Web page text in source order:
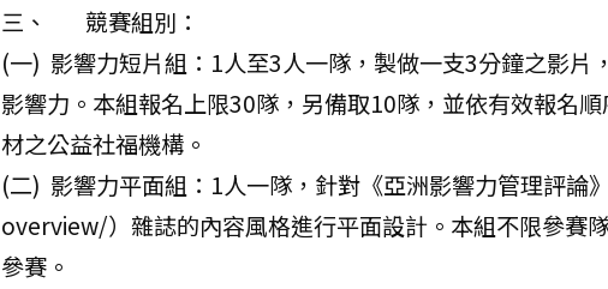
三、 競賽組別：
(一) 影響力短片組：1人至3人一隊，製做一支3分鐘之影片
影響力。本組報名上限30隊，另備取10隊，並依有效報名
材之公益社福機構。
(二) 影響力平面組：1人一隊，針對《亞洲影響力管理評
overview/）雜誌的內容風格進行平面設計。本組不限參賽
參賽。